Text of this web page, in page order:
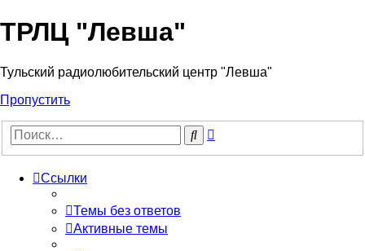
ТРЛЦ "Левша"
Тульский радиолюбительский центр "Левша"
Пропустить
Поиск
Ссылки
Темы без ответов
Активные темы